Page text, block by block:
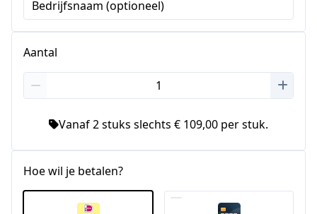
Bedrijfsnaam (optioneel)
Aantal
Vanaf 2 stuks slechts € 109,00 per stuk.
Hoe wil je betalen?